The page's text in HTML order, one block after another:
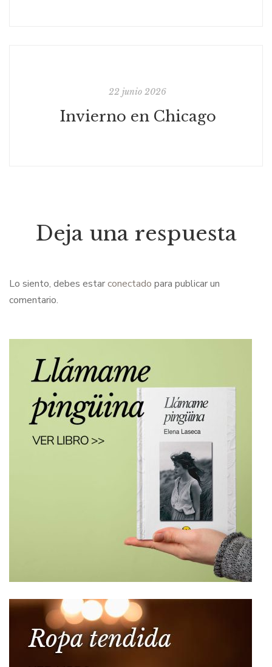
22 junio 2026
Invierno en Chicago
Deja una respuesta
Lo siento, debes estarconectado para publicar un
comentario.